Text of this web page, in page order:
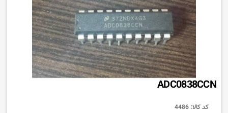
ADC0838CCN
کد کالا: 4486